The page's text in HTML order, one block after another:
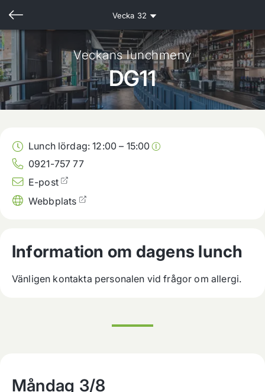
Vecka 32
Veckans lunchmeny
DG11
Lunch lördag:12:00 – 15:00
0921-757 77
E-post
Webbplats
Information om dagens lunch
Vänligen kontakta personalen vid frågor om allergi.
Måndag 3/8